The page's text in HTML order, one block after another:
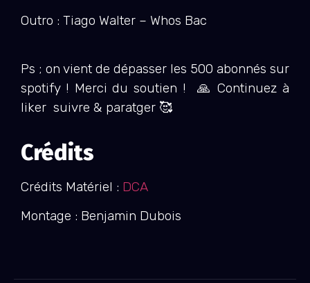
Outro : Tiago Walter – Whos Bac
Ps ; on vient de dépasser les 500 abonnés sur
spotify ! Merci du soutien ! 🙏 Continuez à
liker suivre & paratger 🥰
Crédits
Crédits Matériel : DCA
Montage : Benjamin Dubois